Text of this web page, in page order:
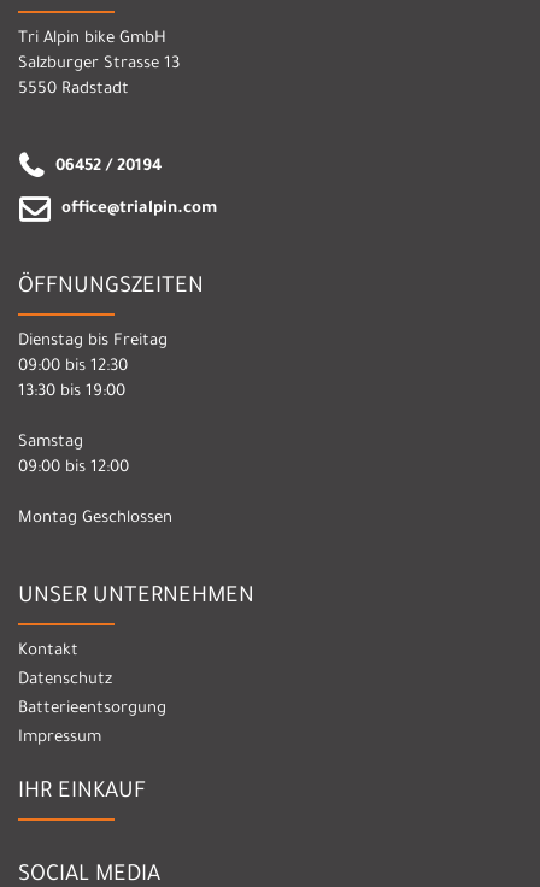
Tri Alpin bike GmbH
Salzburger Strasse 13
5550 Radstadt
06452 / 20194
office@trialpin.com
ÖFFNUNGSZEITEN
Dienstag bis Freitag
09:00 bis 12:30
13:30 bis 19:00
Samstag
09:00 bis 12:00
Montag Geschlossen
UNSER UNTERNEHMEN
Kontakt
Datenschutz
Batterieentsorgung
Impressum
IHR EINKAUF
SOCIAL MEDIA